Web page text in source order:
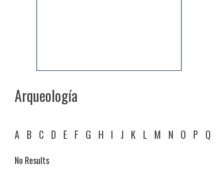
Arqueología
A B C D E F G H I J K L M N O P Q
No Results